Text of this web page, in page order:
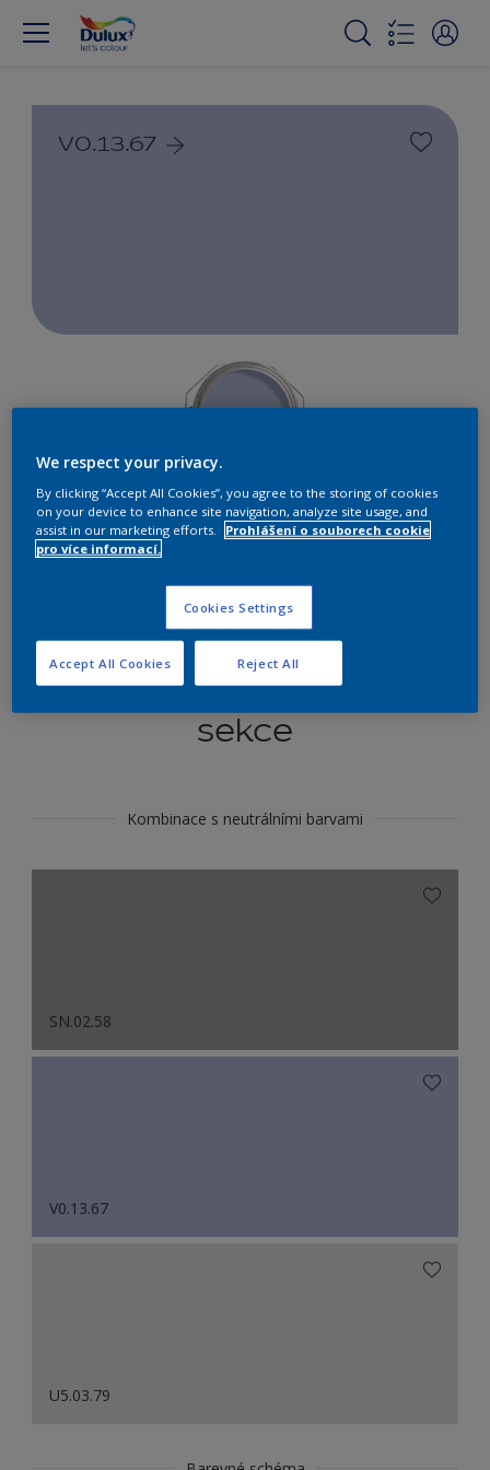
V0.13.67
Najít výrobek v tomto odstínu
Koordinovat barevné
sekce
Kombinace s neutrálními barvami
SN.02.58
V0.13.67
U5.03.79
We respect your privacy.
By clicking “Accept All Cookies”, you agree to the storing of cookies
on your device to enhance site navigation, analyze site usage, and
assist in our marketing efforts.
Prohlášení o souborech cookie
pro více informací.
Cookies Settings
Reject All
Accept All Cookies